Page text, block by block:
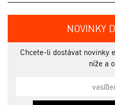
NOVINKY
Chcete-li dostávat novinky
níže a